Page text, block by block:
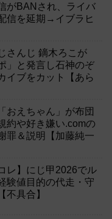
がBANされ、ライバ
信を延期→イブラヒ
さんじ 鏑木ろこが
」と発言し石神のぞ
イブをカット【あら
おえちゃん」が布団
約や好き嫌い.comの
罪＆説明【加藤純一
レ】にじ甲2026でル
験値目的の代走・守
不具合】